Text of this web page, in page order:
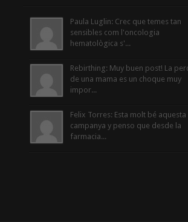
Paula Luglin: Crec que temes tan
sensibles com l'oncologia
hematològica s'...
Rebirthing: Muy buen post! La
de una mama es un choque muy
impor...
Felix Torres: Esta molt bé aquesta
campanya y penso que desde la
farmacia...